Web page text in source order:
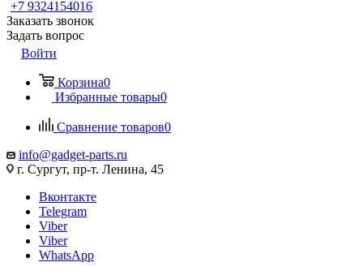
+7 9324154016
Заказать звонок
Задать вопрос
Войти
Корзина0
Избранные товары0
Сравнение товаров0
info@gadget-parts.ru
г. Сургут, пр-т. Ленина, 45
Вконтакте
Telegram
Viber
Viber
WhatsApp